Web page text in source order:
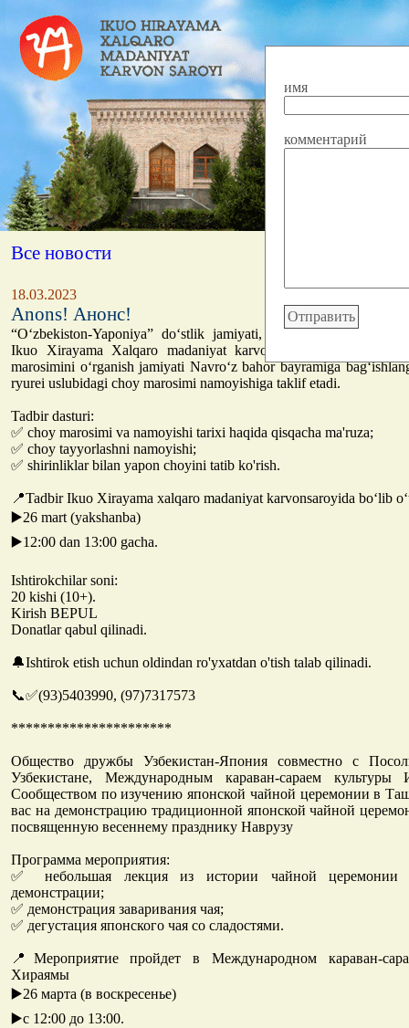
Все новости
18.03.2023
Anons! Анонс!
имя
комментарий
“O‘zbekiston-Yaponiya” do‘stlik jamiyati, O‘zbekistondagi
Ikuo Xirayama Xalqaro madaniyat karvonsaroyi hamda
marosimini o‘rganish jamiyati Navro‘z bahor bayramiga
ryurei uslubidagi choy marosimi namoyishiga taklif etadi.
Tadbir dasturi:
✅ choy marosimi va namoyishi tarixi haqida qisqacha ma'ruza;
✅ choy tayyorlashni namoyishi;
✅ shirinliklar bilan yapon choyini tatib ko'rish.
📍Tadbir Ikuo Xirayama xalqaro madaniyat karvonsaroyida bo‘lib
▶️26 mart (yakshanba)
▶️12:00 dan 13:00 gacha.
Ishtirokchilar soni:
20 kishi (10+).
Kirish BEPUL
Donatlar qabul qilinadi.
🔔Ishtirok etish uchun oldindan ro'yxatdan o'tish talab qilinadi.
📞✅(93)5403990, (97)7317573
**********************
Общество дружбы Узбекистан-Япония совместно с
Узбекистане, Международным караван-сараем
Сообществом по изучению японской чайной церемонии в
вас на демонстрацию традиционной японской чайной
посвященную весеннему празднику Наврузу
Программа мероприятия:
✅ небольшая лекция из истории чайной
демонстрации;
✅ демонстрация заваривания чая;
✅ дегустация японского чая со сладостями.
📍Мероприятие пройдет в Международном караван-
Хираямы
▶️26 марта (в воскресенье)
▶️с 12:00 до 13:00.